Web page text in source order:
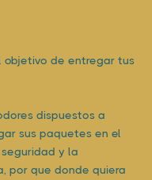
objetivo de entregar tus
dispuestos a
sus paquetes en el
y la
por que donde quiera